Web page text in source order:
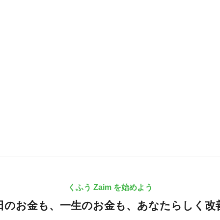
くふう Zaim を始めよう
のお金も、 一生のお金も、 あなたらしく改